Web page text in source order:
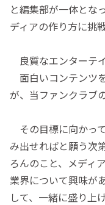
と編集部が一体とな
ディアの作り方に挑
良質なエンターテ
面白いコンテンツ
が、当ファンクラブ
その目標に向かっ
み出せればと願う次
ろんのこと、メディ
業界について興味が
して、一緒に盛り上